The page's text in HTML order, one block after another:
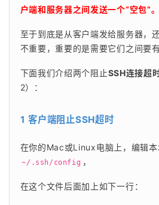
户端和服务器之间发送一个“空包”。
至于到底是从客户端发给服务器，
不重要，重要的是需要它们之间要有
下面我们介绍两个阻止SSH连接超
2）：
1 客户端阻止SSH超时
在你的Mac或Linux电脑上，编辑本
~/.ssh/config ，
在这个文件后面加上如下一行：